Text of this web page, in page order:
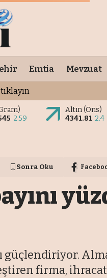
Emtia Mevzuat
2.59
Altın (Ons)
4341.81 2.4
Sonra Oku
güçlendiriyor.
firma,